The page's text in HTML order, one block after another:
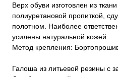
Верх обуви изготовлен из
полиуретановой пропиткой,
полотном. Наиболее
усилены натуральной кожей.
Метод крепления:
Галоша из литьевой резины с